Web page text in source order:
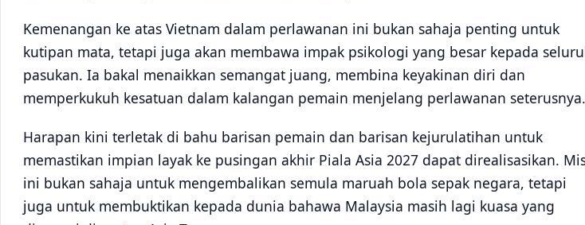
Kemenangan ke atas Vietnam dalam perlawanan ini bukan sahaja penting untuk
kutipan mata, tetapi juga akan membawa impak psikologi yang besar kepada
pasukan. Ia bakal menaikkan semangat juang, membina keyakinan diri dan
memperkukuh kesatuan dalam kalangan pemain menjelang perlawanan seterusnya.
Harapan kini terletak di bahu barisan pemain dan barisan kejurulatihan untuk
memastikan impian layak ke pusingan akhir Piala Asia 2027 dapat direalisasikan.
ini bukan sahaja untuk mengembalikan semula maruah bola sepak negara, tetapi
juga untuk membuktikan kepada dunia bahawa Malaysia masih lagi kuasa yang